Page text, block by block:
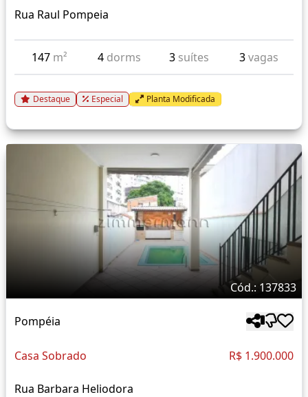
Rua Raul Pompeia
147 m² 4 dorms 3 suítes 3vagas
Destaque Especial Planta Modificada
Cód.: 137833
Pompéia
Casa Sobrado R$ 1.900.000
Rua Barbara Heliodora